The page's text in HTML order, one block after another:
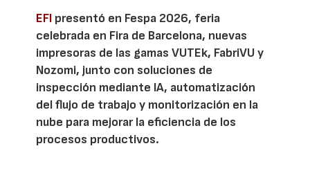
EFI presentó en Fespa 2026, feria
celebrada en Fira de Barcelona, nuevas
impresoras de las gamas VUTEk, FabriVU y
Nozomi, junto con soluciones de
inspección mediante IA, automatización
del flujo de trabajo y monitorización en la
nube para mejorar la eficiencia de los
procesos productivos.